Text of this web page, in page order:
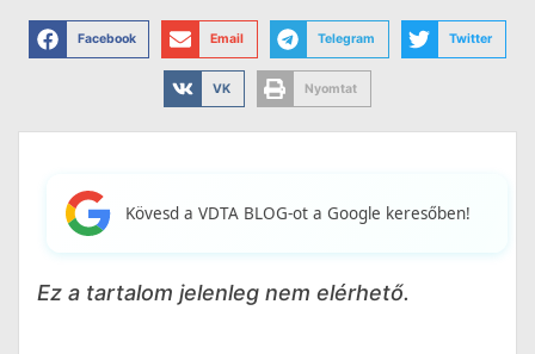
Facebook Email Telegram Twitter
VK Nyomtat
Kövesd a VDTA BLOG-ot a Google keresőben!
Ez a tartalom jelenleg nem elérhető.